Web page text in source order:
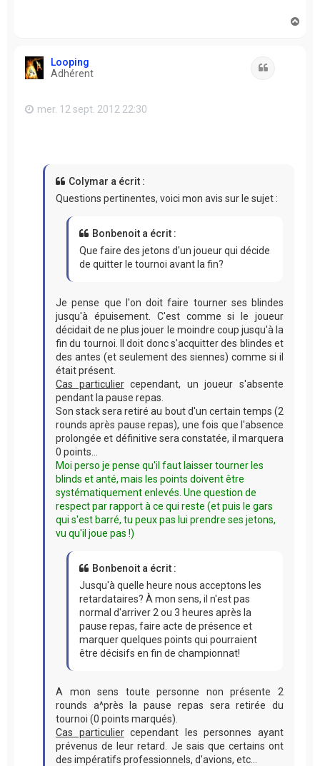
Looping
Adhérent
mer. 12 sept. 2012 22:30
Colymar a écrit :
Questions pertinentes, voici mon avis sur le sujet :
Bonbenoit a écrit :
Que faire des jetons d'un joueur qui décide
de quitter le tournoi avant la fin?
Je pense que l'on doit faire tourner ses blindes
jusqu'à épuisement. C'est comme si le joueur
décidait de ne plus jouer le moindre coup jusqu'à la
fin du tournoi. Il doit donc s'acquitter des blindes et
des antes (et seulement des siennes) comme si il
était présent.
Cas particuliercependant, un joueur s'absente
pendant la pause repas.
Son stack sera retiré au bout d'un certain temps (2
rounds après pause repas), une fois que l'absence
prolongée et définitive sera constatée, il marquera
0 points...
Moi perso je pense qu'il faut laisser tourner les
blinds et anté, mais les points doivent être
systématiquement enlevés. Une question de
respect par rapport à ce qui reste (et puis le gars
qui s'est barré, tu peux pas lui prendre ses jetons,
vu qu'il joue pas !)
Bonbenoit a écrit :
Jusqu'à quelle heure nous acceptons les
retardataires? À mon sens, il n'est pas
normal d'arriver 2 ou 3 heures après la
pause repas, faire acte de présence et
marquer quelques points qui pourraient
être décisifs en fin de championnat!
A mon sens toute personne non présente 2
rounds a^près la pause repas sera retirée du
tournoi (0 points marqués).
Cas particuliercependant les personnes ayant
prévenus de leur retard. Je sais que certains ont
des impératifs professionnels, d'avions, etc...